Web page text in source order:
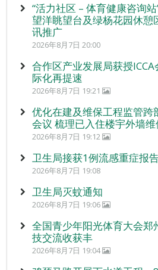
“活力社区 – 体育健康咨询
望洋眺望台及绿杨花园休憩
讯推广
2026年8月7日 20:00
合作区产业发展局获授
际化再提速
2026年8月7日 19:21
优化在建及维保工程监管跨
会议 梳理已入住楼宇外墙
2026年8月7日 19:12
卫生局接获1例流感重症报
2026年8月7日 19:08
卫生局灭蚊通知
2026年8月7日 19:06
全国青少年阳光体育大会郑
技交流收获丰
2026年8月7日 19:04